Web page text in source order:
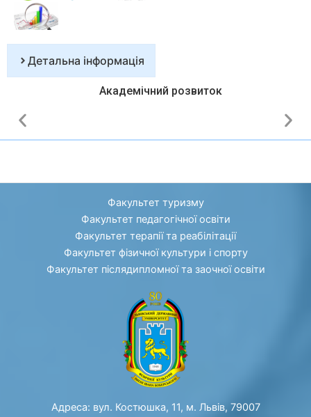
Детальна інформація
Академічний розвиток
Факультет туризму
Факультет педагогічної освіти
Факультет терапії та реабілітації
Факультет фізичної культури і спорту
Факультет післядипломної та заочної освіти
Адреса: вул. Костюшка, 11, м. Львів, 79007